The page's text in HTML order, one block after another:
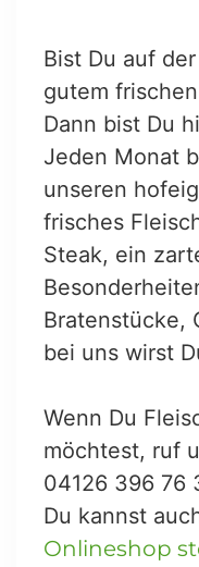
Bist Du auf
gutem
Dann bist Du
Jeden Monat
unseren
frisches
Steak, ein
Bratenstücke,
bei uns wirst
Wenn Du
möchtest, ruf
04126 396 76
Du kannst
Onlineshop